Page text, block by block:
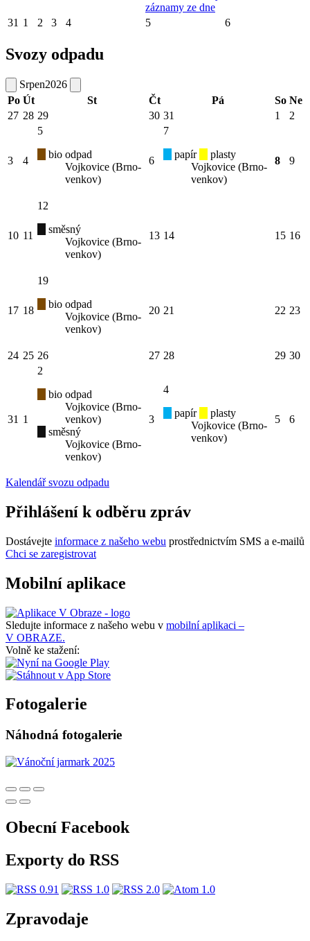
záznamy ze dne
31 1 2 3 4 5 6
Svozy odpadu
Srpen2026
Po Út St Čt Pá So Ne
27 28 29 30 31 1 2
3 4
5
bio odpad
Vojkovice (Brno-
venkov)
6
7
papír
plasty
Vojkovice (Brno-
venkov)
8 9
10 11
12
směsný
Vojkovice (Brno-
venkov)
13 14 15 16
17 18
19
bio odpad
Vojkovice (Brno-
venkov)
20 21 22 23
24 25 26 27 28 29 30
31 1
2
bio odpad
Vojkovice (Brno-
venkov)
směsný
Vojkovice (Brno-
venkov)
3
4
papír
plasty
Vojkovice (Brno-
venkov)
5 6
Kalendář svozu odpadu
Přihlášení k odběru zpráv
Dostávejte informace z našeho webu prostřednictvím SMS a e-mailů
Chci se zaregistrovat
Mobilní aplikace
Sledujte informace z našeho webu v mobilní aplikaci –
V OBRAZE.
Volně ke stažení:
Fotogalerie
Náhodná fotogalerie
Obecní Facebook
Exporty do RSS
Zpravodaje